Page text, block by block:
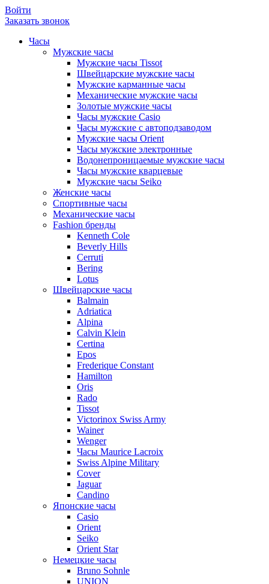
Войти
Заказать звонок
Часы
Мужские часы
Мужские часы Tissot
Швейцарские мужские часы
Мужские карманные часы
Механические мужские часы
Золотые мужские часы
Часы мужские Casio
Часы мужские с автоподзаводом
Мужские часы Orient
Часы мужские электронные
Водонепроницаемые мужские часы
Часы мужские кварцевые
Мужские часы Seiko
Женские часы
Спортивные часы
Механические часы
Fashion бренды
Kenneth Cole
Beverly Hills
Cerruti
Bering
Lotus
Швейцарские часы
Balmain
Adriatica
Alpina
Calvin Klein
Certina
Epos
Frederique Constant
Hamilton
Oris
Rado
Tissot
Victorinox Swiss Army
Wainer
Wenger
Часы Maurice Lacroix
Swiss Alpine Military
Cover
Jaguar
Candino
Японские часы
Casio
Orient
Seiko
Orient Star
Немецкие часы
Bruno Sohnle
UNION